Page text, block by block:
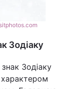
Зодіаку
Зодіаку
характером